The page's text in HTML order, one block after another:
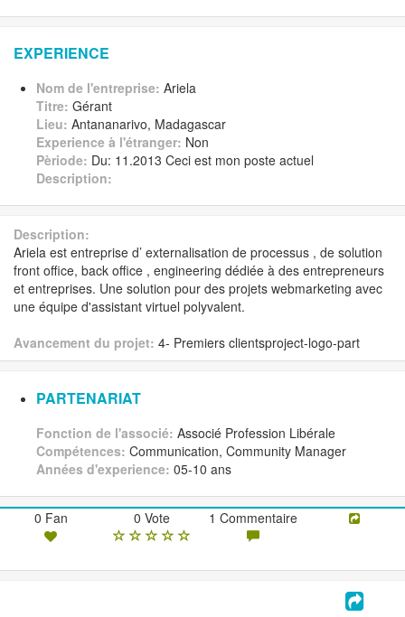
EXPERIENCE
Nom de l'entreprise: Ariela
Titre: Gérant
Lieu: Antananarivo, Madagascar
Experience à l'étranger: Non
Pèriode: Du: 11.2013 Ceci est mon poste actuel
Description:
Description:
Ariela est entreprise d’ externalisation de processus , de solution
front office, back office , engineering dédiée à des entrepreneurs
et entreprises. Une solution pour des projets webmarketing avec
une équipe d'assistant virtuel polyvalent.
Avancement du projet: 4- Premiers clientsproject-logo-part
PARTENARIAT
Fonction de l'associé: Associé Profession Libérale
Compétences: Communication, Community Manager
Années d'experience: 05-10 ans
0 Fan 0 Vote 1 Commentaire